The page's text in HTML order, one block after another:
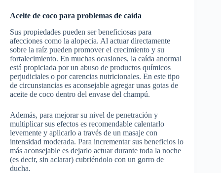
Aceite de coco para problemas de caída
Sus propiedades pueden ser beneficiosas para
afecciones como la alopecia. Al actuar directamente
sobre la raíz pueden promover el crecimiento y su
fortalecimiento. En muchas ocasiones, la caída anormal
está propiciada por un abuso de productos químicos
perjudiciales o por carencias nutricionales. En este tipo
de circunstancias es aconsejable agregar unas gotas de
aceite de coco dentro del envase del champú.
Además, para mejorar su nivel de penetración y
multiplicar sus efectos es recomendable calentarlo
levemente y aplicarlo a través de un masaje con
intensidad moderada. Para incrementar sus beneficios lo
más aconsejable es dejarlo actuar durante toda la noche
(es decir, sin aclarar) cubriéndolo con un gorro de
ducha.